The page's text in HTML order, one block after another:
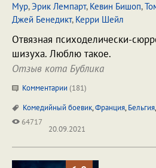
Мур,Эрик Лемпарт, Кевин Бишоп,
Джей Бенедикт, Керри Шейл
Отвязная психоделически-
шизуха. Люблю такое.
Отзыв кота Бублика
Комментарии (181)
Комедийный боевик,Франция,Бельгия,
64717
20.09.2021